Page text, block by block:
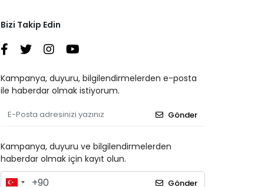
Bizi Takip Edin
Kampanya, duyuru, bilgilendirmelerden e-posta
ile haberdar olmak istiyorum.
Gönder
Kampanya, duyuru ve bilgilendirmelerden
haberdar olmak için kayıt olun.
Gönder